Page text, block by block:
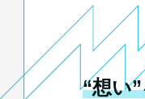
“想い